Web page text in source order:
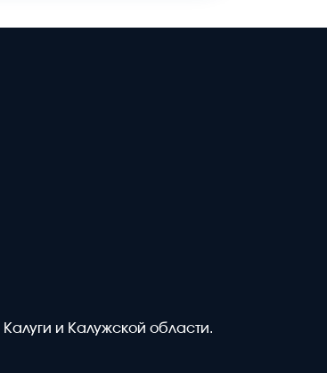
и Калужской области.